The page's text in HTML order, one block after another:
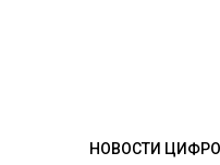
НОВОСТИ